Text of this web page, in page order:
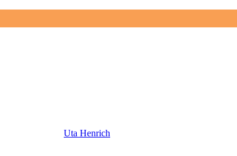
Uta Henrich